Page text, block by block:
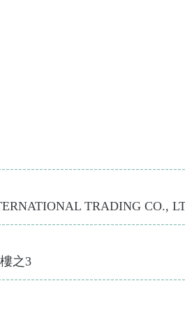
TRADING CO.,
樓之3